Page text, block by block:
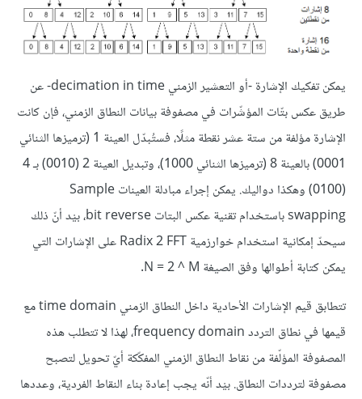
يمكن تفكيك الإشارة -أو التعشير الزمني decimation in time- عن
طريق عكس بتّات المؤشّرات في مصفوفة بيانات النطاق الزمني، فإن كانت
الإشارة مؤلفة من ستة عشر نقطة مثلًا، فستُبدّل العينة 1 (ترميزها الثنائي
0001) بالعينة 8 (ترميزها الثنائي 1000)، وتبديل العينة 2 (0010) بـ 4
(0100) وهكذا دواليك. يمكن إجراء مبادلة العينات Sample
swapping باستخدام تقنية عكس البتات bit reverse، بيْد أنّ ذلك
سيحدّ إمكانية استخدام خوارزمية Radix 2 FFT على الإشارات التي
يمكن كتابة أطوالها وفق الصيغة N = 2 ^ M.
تتطابق قيم الإشارات الأحادية داخل النطاق الزمني time domain مع
قيمها في نطاق التردد frequency domain، لهذا لا تتطلب هذه
المصفوفة المؤلّفة من نقاط النطاق الزمني المفكّكة أيّ تحويل لتصبح
مصفوفة لترددات النطاق. بيْد أنّه يجب إعادة بناء النقاط الفردية، وعددها